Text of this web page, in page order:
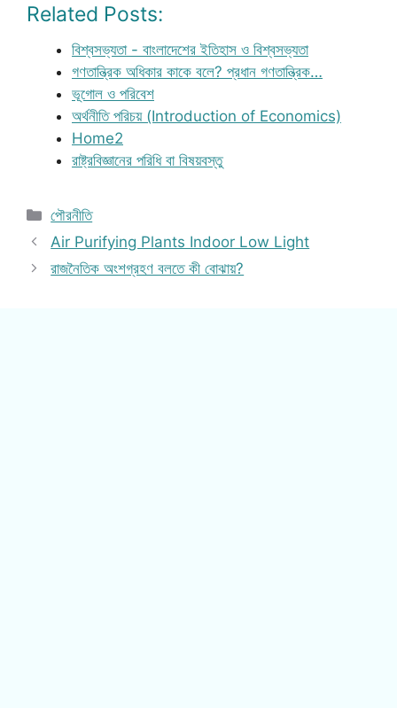
Related Posts:
বিশ্বসভ্যতা - বাংলাদেশের ইতিহাস ও বিশ্বসভ্যতা
গণতান্ত্রিক অধিকার কাকে বলে? প্রধান গণতান্ত্রিক…
ভূগোল ও পরিবেশ
অর্থনীতি পরিচয় (Introduction of Economics)
Home2
রাষ্ট্রবিজ্ঞানের পরিধি বা বিষয়বস্তু
Categories
পৌরনীতি
Air Purifying Plants Indoor Low Light
রাজনৈতিক অংশগ্রহণ বলতে কী বোঝায়?